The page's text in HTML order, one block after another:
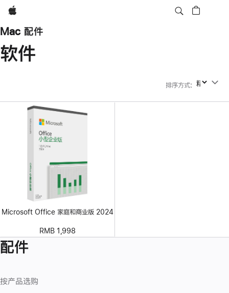
Apple
Mac 配件
软件
排序方式: 排序方式
Microsoft Office 家庭和商业版 2024
RMB 1,998
配件
按产品选购